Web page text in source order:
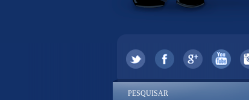
PESQUISAR